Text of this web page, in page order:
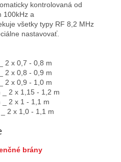
kontrolovaná od
100kHz a
všetky typy RF 8,2 MHz
nastavovať.
2 x 0,7 - 0,8 m
2 x 0,8 - 0,9 m
2 x 0,9 - 1,0 m
_ 2 x 1,15 - 1,2 m
_ 2 x 1 - 1,1 m
2 x 1,0 - 1,1 m
brány